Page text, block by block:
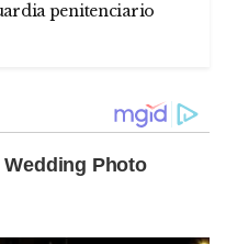
penitenciario